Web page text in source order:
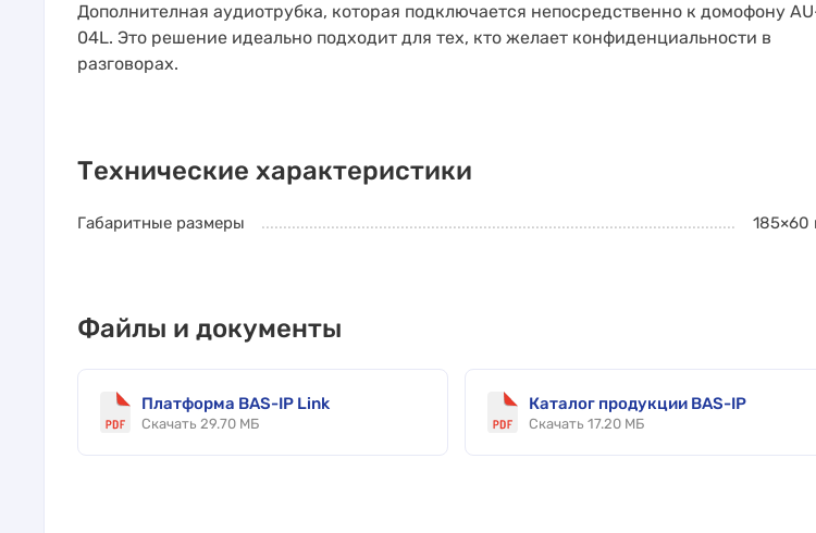
Дополнителная аудиотрубка, которая подключается непосредственно к домофону
04L. Это решение идеально подходит для тех, кто желает конфиденциальности в
разговорах.
Технические характеристики
Габаритные размеры 185×60
Файлы и документы
Платформа BAS-IP Link
Скачать 29.70 МБ
Каталог продукции BAS-IP
Скачать 17.20 МБ